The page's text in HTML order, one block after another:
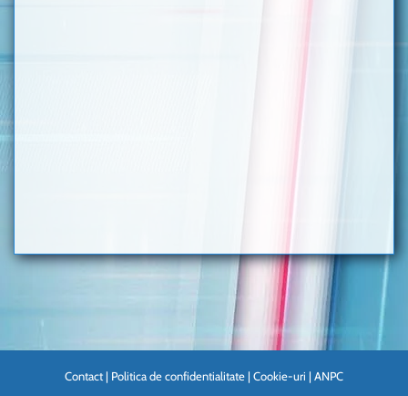
Contact | Politica de confidentialitate | Cookie-uri | ANPC